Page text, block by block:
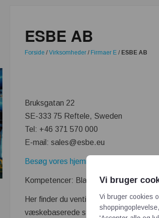
ESBE AB
Forside /Virksomheder / Firmaer E / ESBE AB
Bruksgatan 22
SE-333 75 Reftele, Sweden
Tel: +46 371 570 000
E-mail: sales@esbe.eu
Besøg vores hjemmeside
Kompetencer: Blandesløjfer,
Her finder du ventiler, aktuatorer,
væskebaserede systemer i små og
Vi bruger
Vi bruger cookies